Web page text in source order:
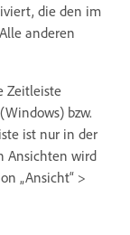
die den im
anderen
Zeitleiste
bzw.
ist nur in der
Ansichten wird
„Ansicht“ >